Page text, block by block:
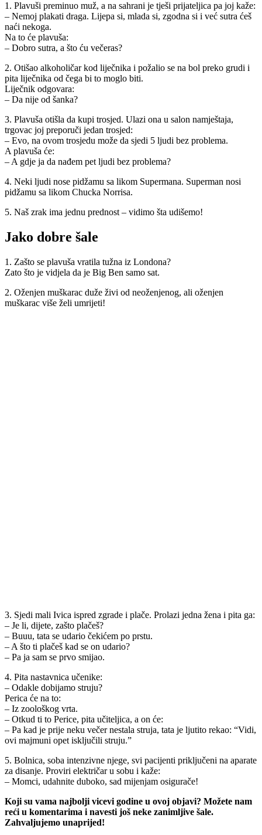
1. Plavuši preminuo muž, a na sahrani je tješi prijateljica pa joj kaže:
– Nemoj plakati draga. Lijepa si, mlada si, zgodna si i već sutra ćeš
naći nekoga.
Na to će plavuša:
– Dobro sutra, a što ću večeras?
2. Otišao alkoholičar kod liječnika i požalio se na bol preko grudi i
pita liječnika od čega bi to moglo biti.
Liječnik odgovara:
– Da nije od šanka?
3. Plavuša otišla da kupi trosjed. Ulazi ona u salon namještaja,
trgovac joj preporuči jedan trosjed:
– Evo, na ovom trosjedu može da sjedi 5 ljudi bez problema.
A plavuša će:
– A gdje ja da nađem pet ljudi bez problema?
4. Neki ljudi nose pidžamu sa likom Supermana. Superman nosi
pidžamu sa likom Chucka Norrisa.
5. Naš zrak ima jednu prednost – vidimo šta udišemo!
Jako dobre šale
1. Zašto se plavuša vratila tužna iz Londona?
Zato što je vidjela da je Big Ben samo sat.
2. Oženjen muškarac duže živi od neoženjenog, ali oženjen
muškarac više želi umrijeti!
3. Sjedi mali Ivica ispred zgrade i plače. Prolazi jedna žena i pita ga:
– Je li, dijete, zašto plačeš?
– Buuu, tata se udario čekićem po prstu.
– A što ti plačeš kad se on udario?
– Pa ja sam se prvo smijao.
4. Pita nastavnica učenike:
– Odakle dobijamo struju?
Perica će na to:
– Iz zoološkog vrta.
– Otkud ti to Perice, pita učiteljica, a on će:
– Pa kad je prije neku večer nestala struja, tata je ljutito rekao: “Vidi,
ovi majmuni opet isključili struju.”
5. Bolnica, soba intenzivne njege, svi pacijenti priključeni na aparate
za disanje. Proviri električar u sobu i kaže:
– Momci, udahnite duboko, sad mijenjam osigurače!
Koji su vama najbolji vicevi godine u ovoj objavi? Možete nam
reći u komentarima i navesti još neke zanimljive šale.
Zahvaljujemo unaprijed!